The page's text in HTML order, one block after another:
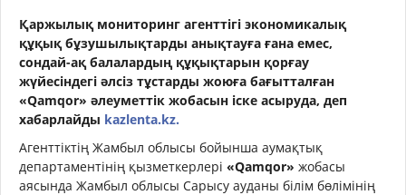
Қаржылық мониторинг агенттігі экономикалық
құқық бұзушылықтарды анықтауға ғана емес,
сондай-ақ балалардың құқықтарын қорғау
жүйесіндегі әлсіз тұстарды жоюға бағытталған
«Qamqor» әлеуметтік жобасын іске асыруда, деп
хабарлайды kazlenta.kz.
Агенттіктің Жамбыл облысы бойынша аумақтық
департаментінің қызметкерлері «Qamqor» жобасы
аясында Жамбыл облысы Сарысу ауданы білім бөлімінің